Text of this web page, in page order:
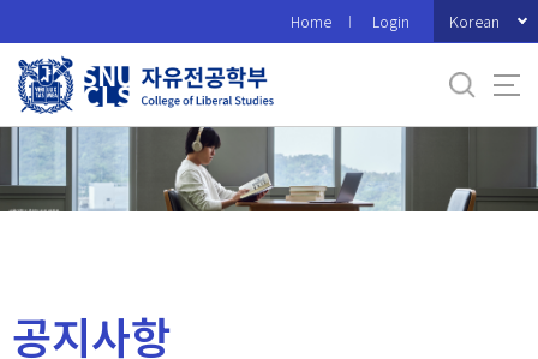
로
메
Home Login Korean
공지사항